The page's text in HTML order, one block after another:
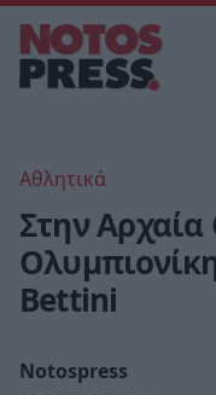
Αθλητικά
Στην
Bettini
Notospress